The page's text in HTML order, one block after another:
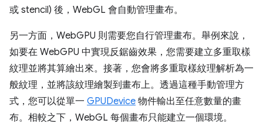
或 stencil) 後，WebGL 會自動管理畫布。
另一方面，WebGPU 則需要您自行管理畫布。舉例來說，
如要在 WebGPU 中實現反鋸齒效果，您需要建立多重取樣
紋理並將其算繪出來。接著，您會將多重取樣紋理解析為一
般紋理，並將該紋理繪製到畫布上。透過這種手動管理方
式，您可以從單一 GPUDevice 物件輸出至任意數量的畫
布。相較之下，WebGL 每個畫布只能建立一個環境。